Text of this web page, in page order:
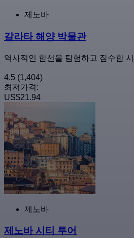
제노바
갈라타 해양 박물관
역사적인 함선을 탐험하고 잠수함
4.5 (1,404)
최저가격:
US$21.94
제노바
제노바 시티 투어